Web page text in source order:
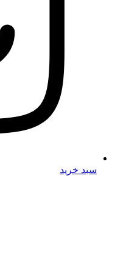
سبد خرید